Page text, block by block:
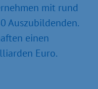
mit rund
Auszubildenden.
einen
Euro.